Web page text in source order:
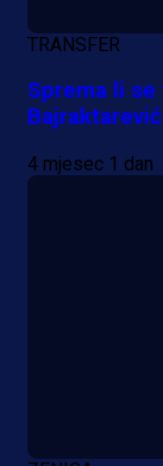
TRANSFER
Sprema li
4 mjesec 1 dan